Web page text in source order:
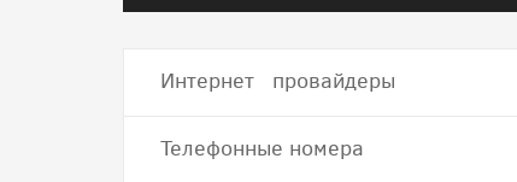
Интернет провайдеры
Телефонные номера